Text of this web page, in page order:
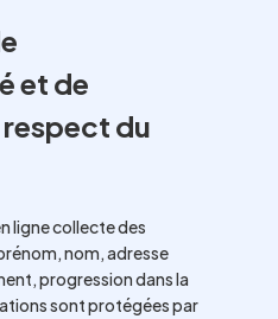
et de
du
ligne collecte des
nom, adresse
progression dans la
sont protégées par